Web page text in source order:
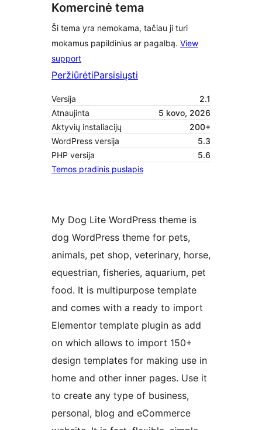
Komercinė tema
Ši tema yra nemokama, tačiau ji turi
mokamus papildinius ar pagalbą. View
support
PeržiūrėtiParsisiųsti
Versija
2.1
Atnaujinta
5 kovo, 2026
Aktyvių instaliacijų
200+
WordPress versija
5.3
PHP versija
5.6
Temos pradinis puslapis
My Dog Lite WordPress theme is
dog WordPress theme for pets,
animals, pet shop, veterinary, horse,
equestrian, fisheries, aquarium, pet
food. It is multipurpose template
and comes with a ready to import
Elementor template plugin as add
on which allows to import 150+
design templates for making use in
home and other inner pages. Use it
to create any type of business,
personal, blog and eCommerce